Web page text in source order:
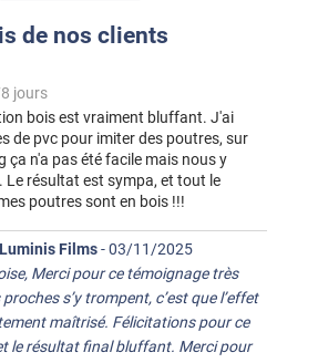
de nos clients
jours
bois est vraiment bluffant. J'ai
de pvc pour imiter des poutres, sur
ça n'a pas été facile mais nous y
Le résultat est sympa, et tout le
poutres sont en bois !!!
Films-03/11/2025
Merci pour ce témoignage très
s’y trompent, c’est que l’effet
maîtrisé. Félicitations pour ce
le résultat final bluffant. Merci pour